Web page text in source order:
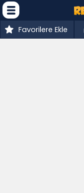
Favorilere Ekle